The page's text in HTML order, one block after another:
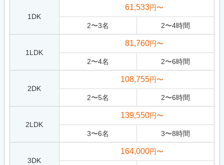
1DK
61,533円〜
2〜3名 2〜4時間
1LDK
81,760円〜
2〜4名 2〜6時間
2DK
108,755円〜
2〜5名 2〜6時間
2LDK
139,550円〜
3〜6名 3〜8時間
3DK
164,000円〜